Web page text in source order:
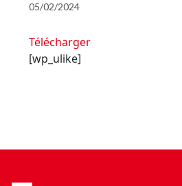
05/02/2024
Télécharger
[wp_ulike]